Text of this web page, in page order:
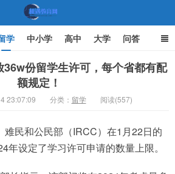
机遇教育网
学 中小学 高中 大学 问答
份留学生许可，每个省都有配
额规定！
23:07:09 分类： 留学 阅读(557)
难民和公民部（IRCC）在1月22日的
年设定了学习许可申请的数量上限。